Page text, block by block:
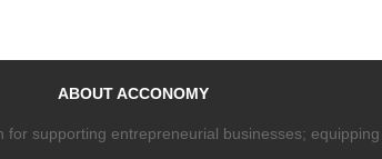
ABOUT ACCONOMY
supporting entrepreneurial businesses;